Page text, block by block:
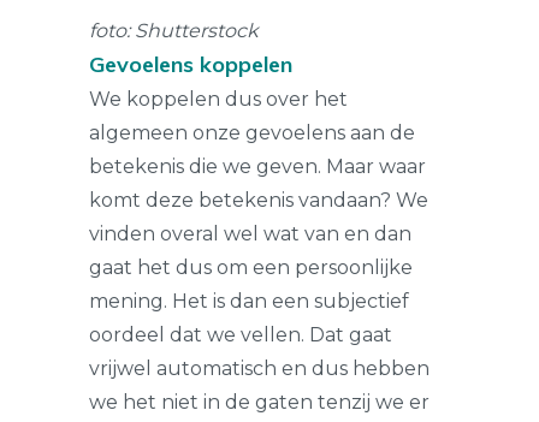
foto: Shutterstock
Gevoelens koppelen
We koppelen dus over het
algemeen onze gevoelens aan de
betekenis die we geven. Maar waar
komt deze betekenis vandaan? We
vinden overal wel wat van en dan
gaat het dus om een persoonlijke
mening. Het is dan een subjectief
oordeel dat we vellen. Dat gaat
vrijwel automatisch en dus hebben
we het niet in de gaten tenzij we er